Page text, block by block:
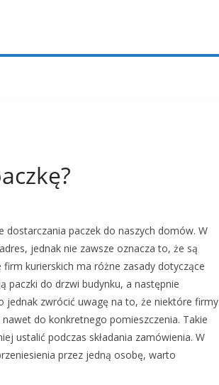
dostarczania paczek do naszych domów. W
jednak nie zawsze oznacza to, że są
kurierskich ma różne zasady dotyczące
paczki do drzwi budynku, a następnie
jednak zwrócić uwagę na to, że niektóre firmy
do konkretnego pomieszczenia. Takie
ustalić podczas składania zamówienia. W
przez jedną osobę, warto